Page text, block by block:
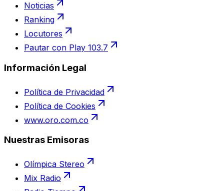
Noticias
Ranking
Locutores
Pautar con Play 103.7
Información Legal
Política de Privacidad
Política de Cookies
www.oro.com.co
Nuestras Emisoras
Olímpica Stereo
Mix Radio